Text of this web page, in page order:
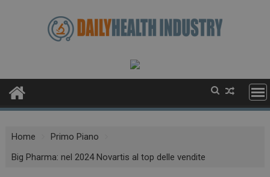
Home
Primo Piano
Big Pharma: nel 2024 Novartis al top delle vendite